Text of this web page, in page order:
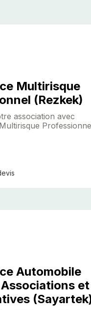
Multirisque
(Rezkek)
association avec
Automobile
et